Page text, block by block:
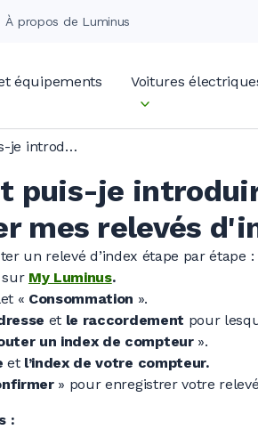
À propos de Luminus
équipements Voitures
Comment puis-je introduire, modifier ou supprimer mes relevés d'index dans My Luminus ?
puis-je
mes relevés
un relevé d’index étape par étape :
sur My Luminus.
« Consommation ».
et le raccordement pour
un index de compteur».
et l’index de votre compteur.
» pour enregistrer votre
: